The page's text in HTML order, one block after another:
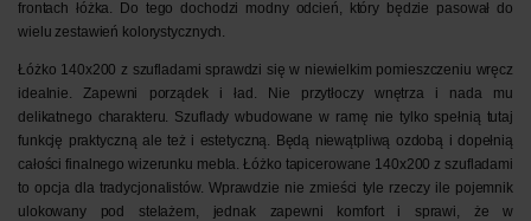
frontach łóżka. Do tego dochodzi modny odcień, który będzie pasował do
wielu zestawień kolorystycznych.
Łóżko 140x200 z szufladami sprawdzi się w niewielkim pomieszczeniu wręcz
idealnie. Zapewni porządek i ład. Nie przytłoczy wnętrza i nada mu
delikatnego charakteru. Szuflady wbudowane w ramę nie tylko spełnią tutaj
funkcję praktyczną ale też i estetyczną. Będą niewątpliwą ozdobą i dopełnią
całości finalnego wizerunku mebla.Łóżko tapicerowane 140x200 z szufladami
to opcja dla tradycjonalistów. Wprawdzie nie zmieści tyle rzeczy ile pojemnik
ulokowany pod stelażem, jednak zapewni komfort i sprawi, że w